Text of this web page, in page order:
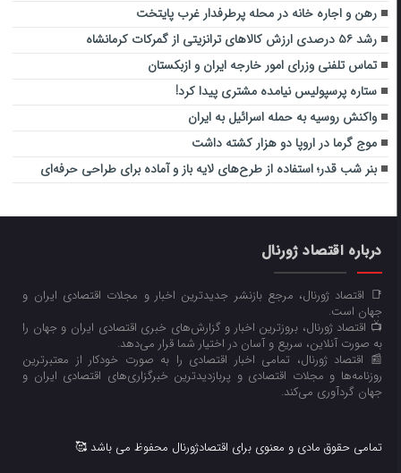
رهن و اجاره خانه در محله پرطرفدار غرب پایتخت
رشد ۵۶ درصدی ارزش کالاهای ترانزیتی از گمرکات کرمانشاه
تماس تلفنی وزرای امور خارجه ایران و ازبکستان
ستاره پرسپولیس نیامده مشتری پیدا کرد!
واکنش روسیه به حمله اسرائیل به ایران
موج گرما در اروپا دو هزار کشته داشت
بنر شب قدر؛ استفاده از طرح‌های لایه باز و آماده برای طراحی حرفه‌ای
درباره اقتصاد ژورنال
📑 اقتصاد ژورنال، مرجع بازنشر جدیدترین اخبار و مجلات اقتصادی ایران و
جهان است.
📺 اقتصاد ژورنال، بروزترین اخبار و گزارش‌های خبری اقتصادی ایران و جهان را
به صورت آنلاین، سریع و آسان در اختیار شما قرار می‌‌دهد.
📰 اقتصاد ژورنال، تمامی اخبار اقتصادی را به صورت خودکار از معتبرترین
روزنامه‌ها و مجلات اقتصادی و پربازدیدترین خبرگزاری‌های اقتصادی ایران و
جهان گردآوری می‌کند.
تمامی حقوق مادی و معنوی برای اقتصادژورنال محفوظ می باشد 🥰